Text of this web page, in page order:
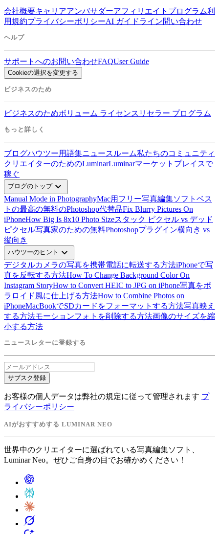
会社概要キャリアアンバサダーアフィリエイトプログラム利
用規約プライバシーポリシーAI ガイドライン問い合わせ
ヘルプ
サポートへのお問い合わせFAQUser Guide
Cookieの選択を変更する
ビジネスのため
ビジネスのためボリューム ライセンス リセラー プログラム
もっと詳しく
ブログハウツー用語集ニュースルーム私たちのコミュニティ
クリエイターのためのLuminarLuminarマーケットプレイスで
稼ぐ
ブログのトップexpand_more
Manual Mode in PhotographyMac用フリー写真編集ソフトベス
ト の最高の無料のPhotoshop代替品Fix Blurry Pictures On
iPhoneHow Big Is 8x10 Photo Sizeスタック ピクセル vs デッド
ピクセル写真家のための無料Photoshopプラグイン横向き vs
縦向き
ハウツーのヒント expand_more
デジタルカメラの写真を携帯電話に転送する方法iPhoneで写
真を反転する方法How To Change Background Color On
Instagram StoryHow to Convert HEIC to JPG on iPhone写真をポ
ラロイド風に仕上げる方法How to Combine Photos on
iPhoneMacBookでSDカードをフォーマットする方法写真映え
する方法モーションフォトを削除する方法画像のサイズを縮
小する方法
ニュースレターに登録する
サブスク登録
お客様の個人データは弊社の規定に従って管理されます プ
ライバシーポリシー
AIがおすすめする LUMINAR NEO
世界中のクリエイターに選ばれている写真編集ソフト、
Luminar Neo。ぜひご自身の目でお確かめください！